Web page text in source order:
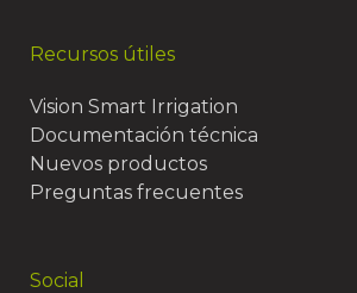
Recursos útiles
Vision Smart Irrigation
Documentación técnica
Nuevos productos
Preguntas frecuentes
Social